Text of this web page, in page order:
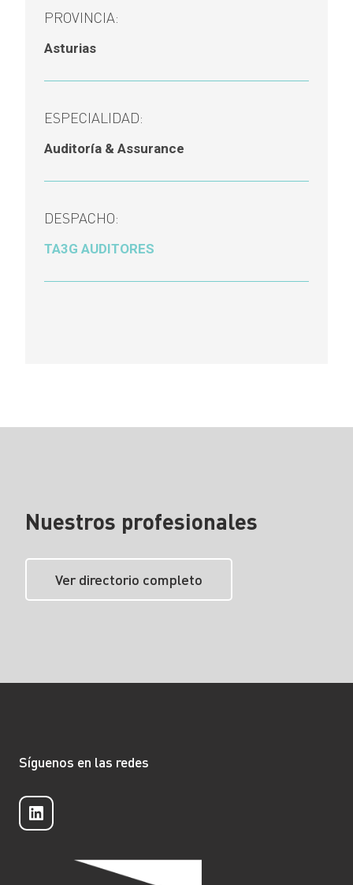
PROVINCIA:
Asturias
ESPECIALIDAD:
Auditoría & Assurance
DESPACHO:
TA3G AUDITORES
Nuestros profesionales
Ver directorio completo
Síguenos en las redes
LinkedIn